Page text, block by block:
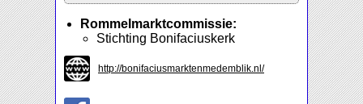
Rommelmarktcommissie:
Stichting Bonifaciuskerk
http://bonifaciusmarktenmedemblik.nl/